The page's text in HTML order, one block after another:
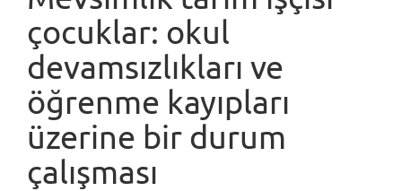
çocuklar: okul
devamsızlıkları ve
öğrenme kayıpları
üzerine bir durum
çalışması